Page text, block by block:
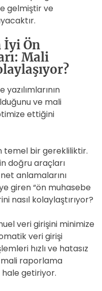
gelmiştir ve
İyi Ön
Mali
ve mali
ettiğini
temel bir gerekliliktir.
doğru araçları
anlamalarını
giren “ön muhasebe
nasıl kolaylaştırıyor?
veri girişini minimize
veri girişi
hızlı ve hatasız
mali raporlama
hale getiriyor.